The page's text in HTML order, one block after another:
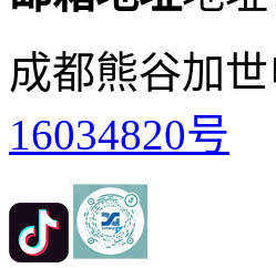
成都熊谷加
16034820号